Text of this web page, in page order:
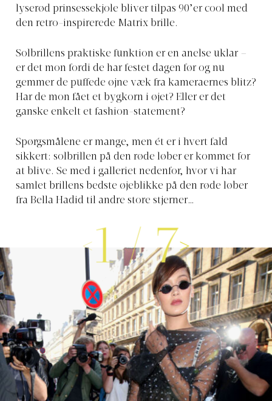
lyserød prinsessekjole bliver tilpas 90’er cool med
den retro-inspirerede Matrix brille.
Solbrillens praktiske funktion er en anelse uklar –
er det mon fordi de har festet dagen før og nu
gemmer de puffede øjne væk fra kameraernes blitz?
Har de mon fået et bygkorn i øjet? Eller er det
ganske enkelt et fashion-statement?
Spørgsmålene er mange, men ét er i hvert fald
sikkert: solbrillen på den røde løber er kommet for
at blive. Se med i galleriet nedenfor, hvor vi har
samlet brillens bedste øjeblikke på den røde løber
fra Bella Hadid til andre store stjerner…
1/7